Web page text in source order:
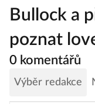
Bullock a
poznat
0 komentářů
Výběr redakce